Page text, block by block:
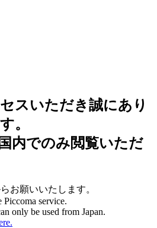
スいただき誠にあり
。
内でのみ閲覧いただ
お願いいたします。
Piccoma service.
only be used from Japan.